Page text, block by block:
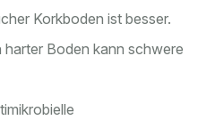
Korkboden ist besser.
Boden kann schwere